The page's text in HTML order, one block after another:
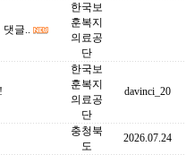
댓글..
한국보
훈복지
의료공
단
한국보
훈복지
의료공
단
davinci_20
충청북
도
2026.07.24